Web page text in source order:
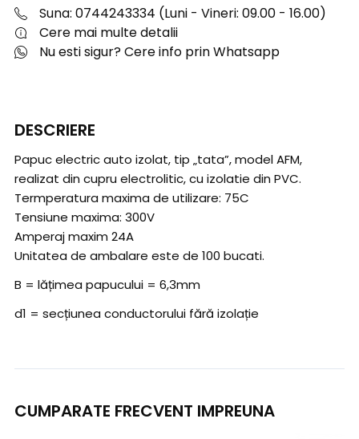
Suna: 0744243334 (Luni - Vineri: 09.00 - 16.00)
Cere mai multe detalii
Nu esti sigur? Cere info prin Whatsapp
DESCRIERE
Papuc electric auto izolat, tip „tata”, model AFM,
realizat din cupru electrolitic, cu izolatie din PVC.
Termperatura maxima de utilizare: 75C
Tensiune maxima: 300V
Amperaj maxim 24A
Unitatea de ambalare este de 100 bucati.
B = lățimea papucului = 6,3mm
d1 = secțiunea conductorului fără izolație
CUMPARATE FRECVENT IMPREUNA